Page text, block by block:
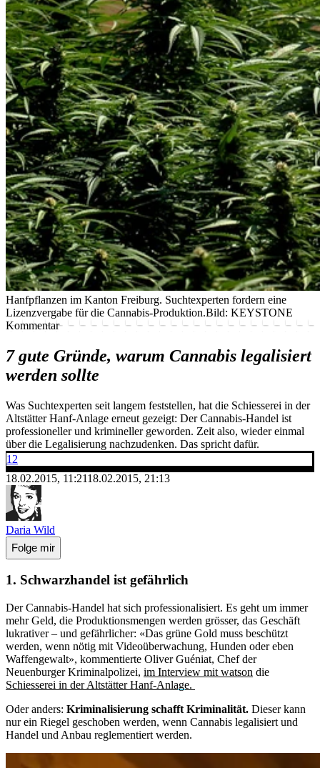
Hanfpflanzen im Kanton Freiburg. Suchtexperten fordern eine
Lizenzvergabe für die Cannabis-Produktion.Bild: KEYSTONE
Kommentar
7 gute Gründe, warum Cannabis legalisiert
werden sollte
Was Suchtexperten seit langem feststellen, hat die Schiesserei in der
Altstätter Hanf-Anlage erneut gezeigt: Der Cannabis-Handel ist
professioneller und krimineller geworden. Zeit also, wieder einmal
über die Legalisierung nachzudenken. Das spricht dafür.
12
18.02.2015, 11:2118.02.2015, 21:13
Daria Wild
Folge mir
1. Schwarzhandel ist gefährlich
Der Cannabis-Handel hat sich professionalisiert. Es geht um immer
mehr Geld, die Produktionsmengen werden grösser, das Geschäft
lukrativer – und gefährlicher: «Das grüne Gold muss beschützt
werden, wenn nötig mit Videoüberwachung, Hunden oder eben
Waffengewalt», kommentierte Oliver Guéniat, Chef der
Neuenburger Kriminalpolizei, im Interview mit watson die
Schiesserei in der Altstätter Hanf-Anlage.
Oder anders: Kriminalisierung schafft Kriminalität. Dieser kann
nur ein Riegel geschoben werden, wenn Cannabis legalisiert und
Handel und Anbau reglementiert werden.